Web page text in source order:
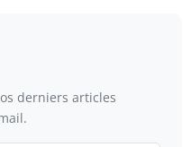
derniers articles